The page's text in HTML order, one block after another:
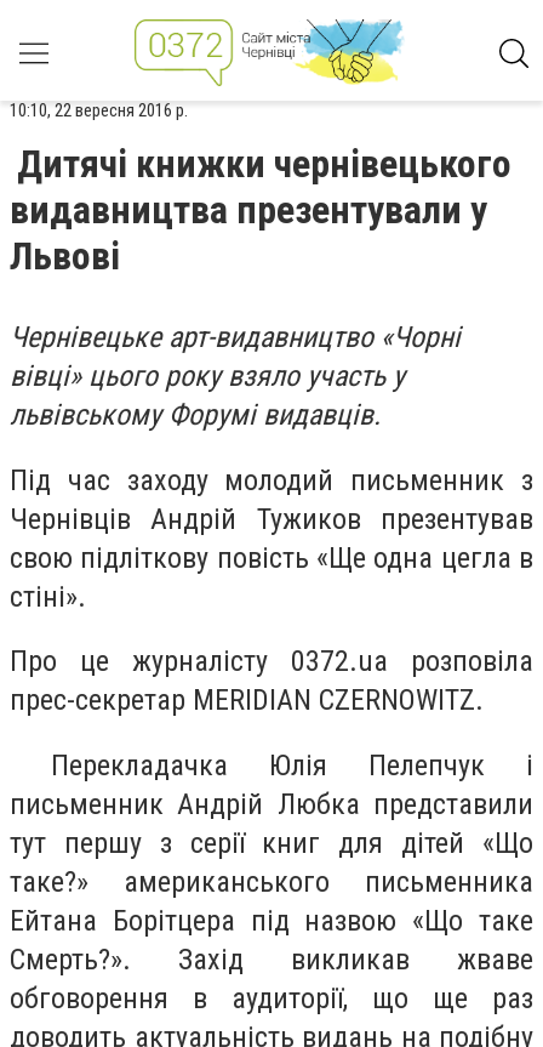
10:10, 22 вересня 2016 р.
Дитячі книжки чернівецького
видавництва презентували у
Львові
Чернівецьке арт-видавництво «Чорні
вівці» цього року взяло участь у
львівському Форумі видавців.
Під час заходу молодий письменник з
Чернівців Андрій Тужиков презентував
свою підліткову повість «Ще одна цегла в
стіні».
Про це журналісту 0372.ua розповіла
прес-секретар MERIDIAN CZERNOWITZ.
Перекладачка Юлія Пелепчук і
письменник Андрій Любка представили
тут першу з серії книг для дітей «Що
таке?» американського письменника
Ейтана Борітцера під назвою «Що таке
Смерть?». Захід викликав жваве
обговорення в аудиторії, що ще раз
доводить актуальність видань на подібну